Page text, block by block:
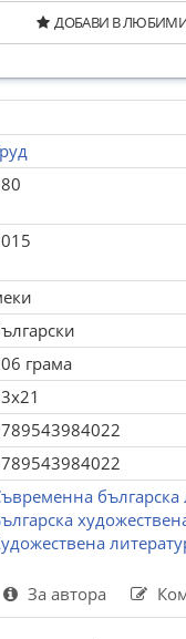
ДОБАВИ В
грама
българска
За автора